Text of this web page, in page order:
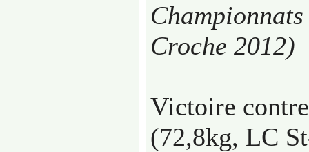
Croche 2012)
Victoire
(72,8kg, LC